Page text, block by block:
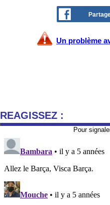
Un problème
REAGISSEZ :
Pour